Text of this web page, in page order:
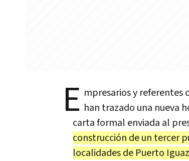
E mpresarios y referentes
han trazado una nueva
carta formal enviada al
construcción de un tercer
localidades de Puerto